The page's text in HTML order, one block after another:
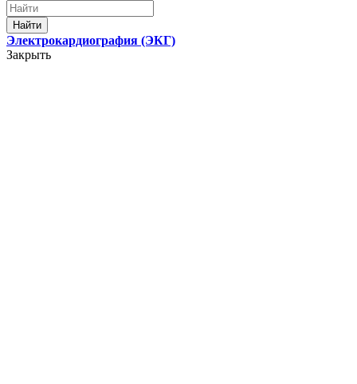
Найти
Электрокардиография (ЭКГ)
Закрыть